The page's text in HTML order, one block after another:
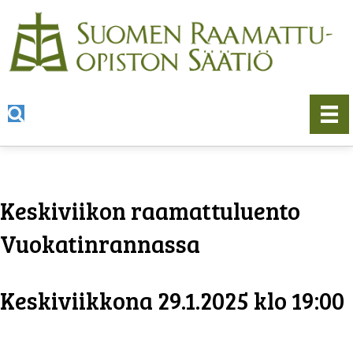
Keskiviikon raamattuluento
Vuokatinrannassa
Keskiviikkona 29.1.2025 klo 19:00